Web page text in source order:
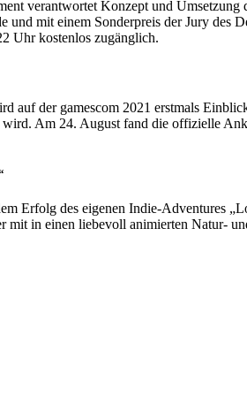
verantwortet Konzept und
mit einem Sonderpreis der Jury des
Uhr kostenlos zugänglich.
auf der gamescom 2021 erstmals
Am 24. August fand die offizielle
Erfolg des eigenen Indie-Adventures
mit in einen liebevoll animierten Natur-